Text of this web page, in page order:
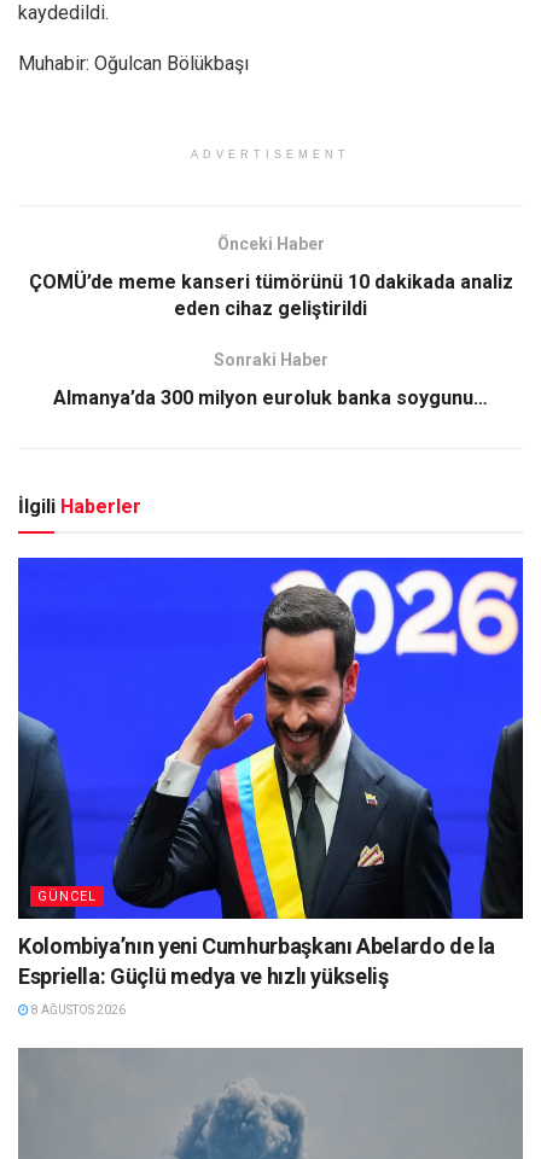
kaydedildi.
Muhabir: Oğulcan Bölükbaşı
ADVERTISEMENT
Önceki Haber
ÇOMÜ’de meme kanseri tümörünü 10 dakikada analiz
eden cihaz geliştirildi
Sonraki Haber
Almanya’da 300 milyon euroluk banka soygunu…
İlgili Haberler
GÜNCEL
Kolombiya’nın yeni Cumhurbaşkanı Abelardo de la
Espriella: Güçlü medya ve hızlı yükseliş
8 AĞUSTOS 2026